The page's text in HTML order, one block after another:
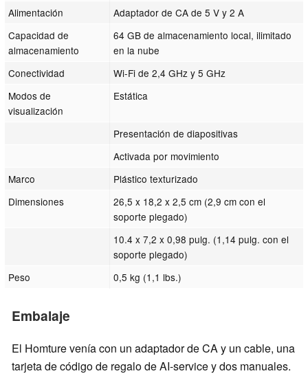
Alimentación
Adaptador de CA de 5 V y 2 A
Capacidad de
almacenamiento
64 GB de almacenamiento local, ilimitado
en la nube
Conectividad
Wi-Fi de 2,4 GHz y 5 GHz
Modos de
visualización
Estática
Presentación de diapositivas
Activada por movimiento
Marco
Plástico texturizado
Dimensiones
26,5 x 18,2 x 2,5 cm (2,9 cm con el
soporte plegado)
10.4 x 7,2 x 0,98 pulg. (1,14 pulg. con el
soporte plegado)
Peso
0,5 kg (1,1 lbs.)
Embalaje
El Homture venía con un adaptador de CA y un cable, una
tarjeta de código de regalo de AI-service y dos manuales.